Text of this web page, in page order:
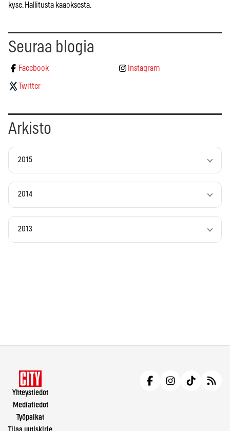
kyse. Hallitusta kaaoksesta.
Seuraa blogia
Facebook Instagram
Twitter
Arkisto
2015
2014
2013
Yhteystiedot
Mediatiedot
Työpaikat